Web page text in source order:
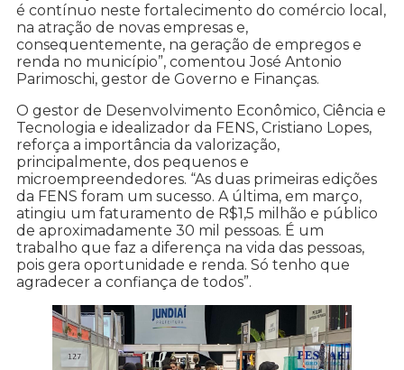
é contínuo neste fortalecimento do comércio local,
na atração de novas empresas e,
consequentemente, na geração de empregos e
renda no município”, comentou José Antonio
Parimoschi, gestor de Governo e Finanças.
O gestor de Desenvolvimento Econômico, Ciência e
Tecnologia e idealizador da FENS, Cristiano Lopes,
reforça a importância da valorização,
principalmente, dos pequenos e
microempreendedores. “As duas primeiras edições
da FENS foram um sucesso. A última, em março,
atingiu um faturamento de R$1,5 milhão e público
de aproximadamente 30 mil pessoas. É um
trabalho que faz a diferença na vida das pessoas,
pois gera oportunidade e renda. Só tenho que
agradecer a confiança de todos”.